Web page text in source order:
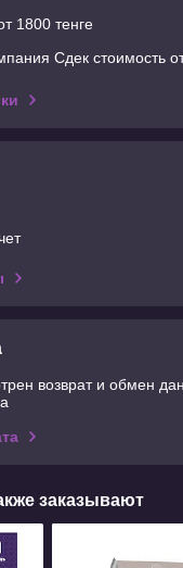
1800 тенге
Сдек стоимость
возврат и обмен
заказывают